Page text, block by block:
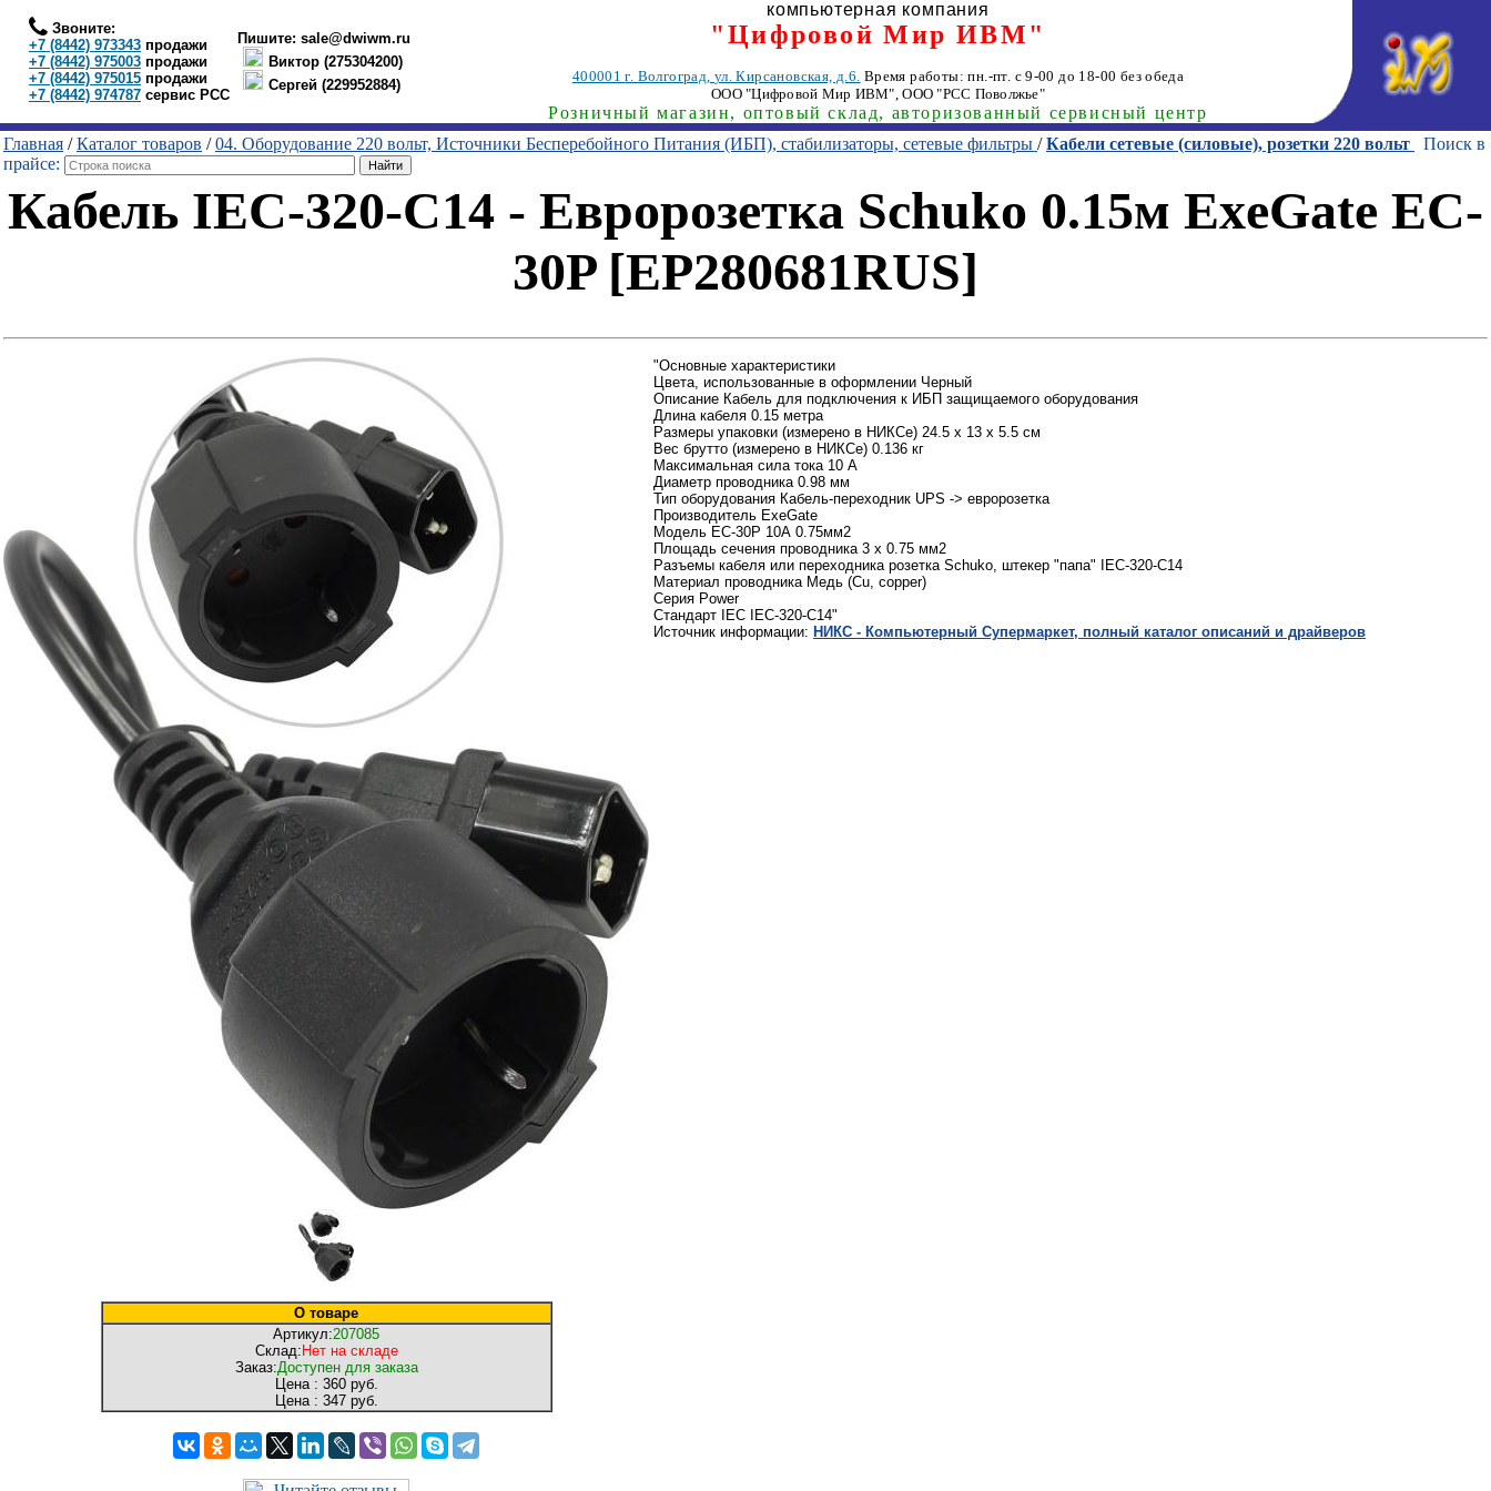
Звоните:
+7 (8442) 973343 продажи
+7 (8442) 975003 продажи
+7 (8442) 975015 продажи
+7 (8442) 974787 сервис РСС
Пишите: sale@dwiwm.ru
Виктор (275304200)
Сергей (229952884)
компьютерная компания
"Цифровой Мир ИВМ"
400001г. Волгоград, ул. Кирсановская, д.6. Время работы: пн.-пт. с 9-00 до 18-00 без обеда
ООО "Цифровой Мир ИВМ", ООО "РСС Поволжье"
Розничный магазин, оптовый склад, авторизованный сервисный центр
Главная /Каталог товаров /04. Оборудование 220 вольт, Источники Бесперебойного Питания (ИБП), стабилизаторы, сетевые фильтры /Кабели сетевые (силовые), розетки 220 вольт
Поиск в
прайсе:
Кабель IEC-320-C14 - Евророзетка Schuko 0.15м ExeGate EC-
30P [EP280681RUS]
О товаре
Артикул:207085
Склад: Нет на складе
Заказ:Доступен для заказа
Цена : 360 руб.
Цена : 347 руб.
"Основные характеристики
Цвета, использованные в оформлении Черный
Описание Кабель для подключения к ИБП защищаемого оборудования
Длина кабеля 0.15 метра
Размеры упаковки (измерено в НИКСе) 24.5 x 13 x 5.5 см
Вес брутто (измерено в НИКСе) 0.136 кг
Максимальная сила тока 10 А
Диаметр проводника 0.98 мм
Тип оборудования Кабель-переходник UPS -> евророзетка
Производитель ExeGate
Модель EC-30P 10А 0.75мм2
Площадь сечения проводника 3 x 0.75 мм2
Разъемы кабеля или переходника розетка Schuko, штекер "папа" IEC-320-C14
Материал проводника Медь (Cu, copper)
Серия Power
Стандарт IEC IEC-320-C14"
Источник информации: НИКС - Компьютерный Cупермаркет, полный каталог описаний и драйверов